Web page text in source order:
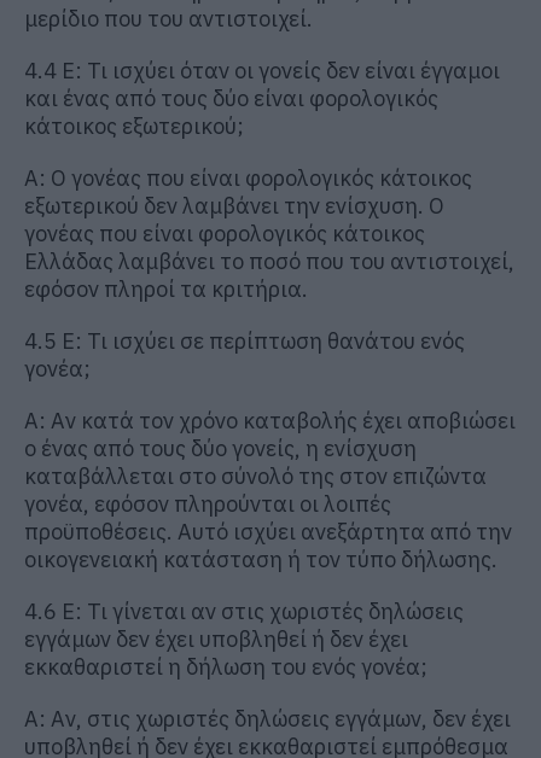
μερίδιο που του αντιστοιχεί.
4.4 Ε: Τι ισχύει όταν οι γονείς δεν είναι έγγαμοι
και ένας από τους δύο είναι φορολογικός
κάτοικος εξωτερικού;
Α: Ο γονέας που είναι φορολογικός κάτοικος
εξωτερικού δεν λαμβάνει την ενίσχυση. Ο
γονέας που είναι φορολογικός κάτοικος
Ελλάδας λαμβάνει το ποσό που του αντιστοιχεί,
εφόσον πληροί τα κριτήρια.
4.5 Ε: Τι ισχύει σε περίπτωση θανάτου ενός
γονέα;
Α: Αν κατά τον χρόνο καταβολής έχει αποβιώσει
ο ένας από τους δύο γονείς, η ενίσχυση
καταβάλλεται στο σύνολό της στον επιζώντα
γονέα, εφόσον πληρούνται οι λοιπές
προϋποθέσεις. Αυτό ισχύει ανεξάρτητα από την
οικογενειακή κατάσταση ή τον τύπο δήλωσης.
4.6 Ε: Τι γίνεται αν στις χωριστές δηλώσεις
εγγάμων δεν έχει υποβληθεί ή δεν έχει
εκκαθαριστεί η δήλωση του ενός γονέα;
Α: Αν, στις χωριστές δηλώσεις εγγάμων, δεν έχει
υποβληθεί ή δεν έχει εκκαθαριστεί εμπρόθεσμα